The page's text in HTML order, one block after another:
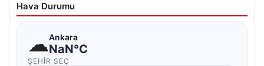
Hava Durumu
☁Ankara
NaN°C
ŞEHIR SEÇ